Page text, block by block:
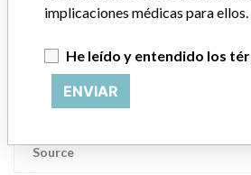
BECKMAN COULTER
Dirección del fabricante
Empresa matriz del fabricante (2017)
Source
implicaciones médicas para ellos.
He leído y entendido los
ENVIAR